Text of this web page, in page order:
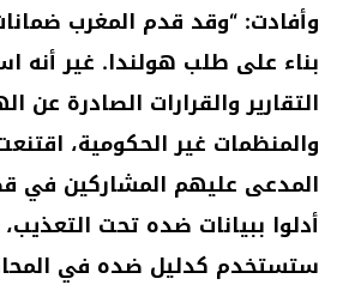
وأفادت: “وقد قدم المغرب
بناء على طلب هولندا. غير أنه
التقارير والقرارات الصادرة عن
والمنظمات غير الحكومية،
المدعى عليهم المشاركين في
أدلوا ببيانات ضده تحت
ستستخدم كدليل ضده في